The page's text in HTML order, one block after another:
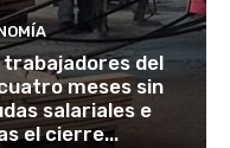
trabajadores del
meses sin
salariales e
el cierre...